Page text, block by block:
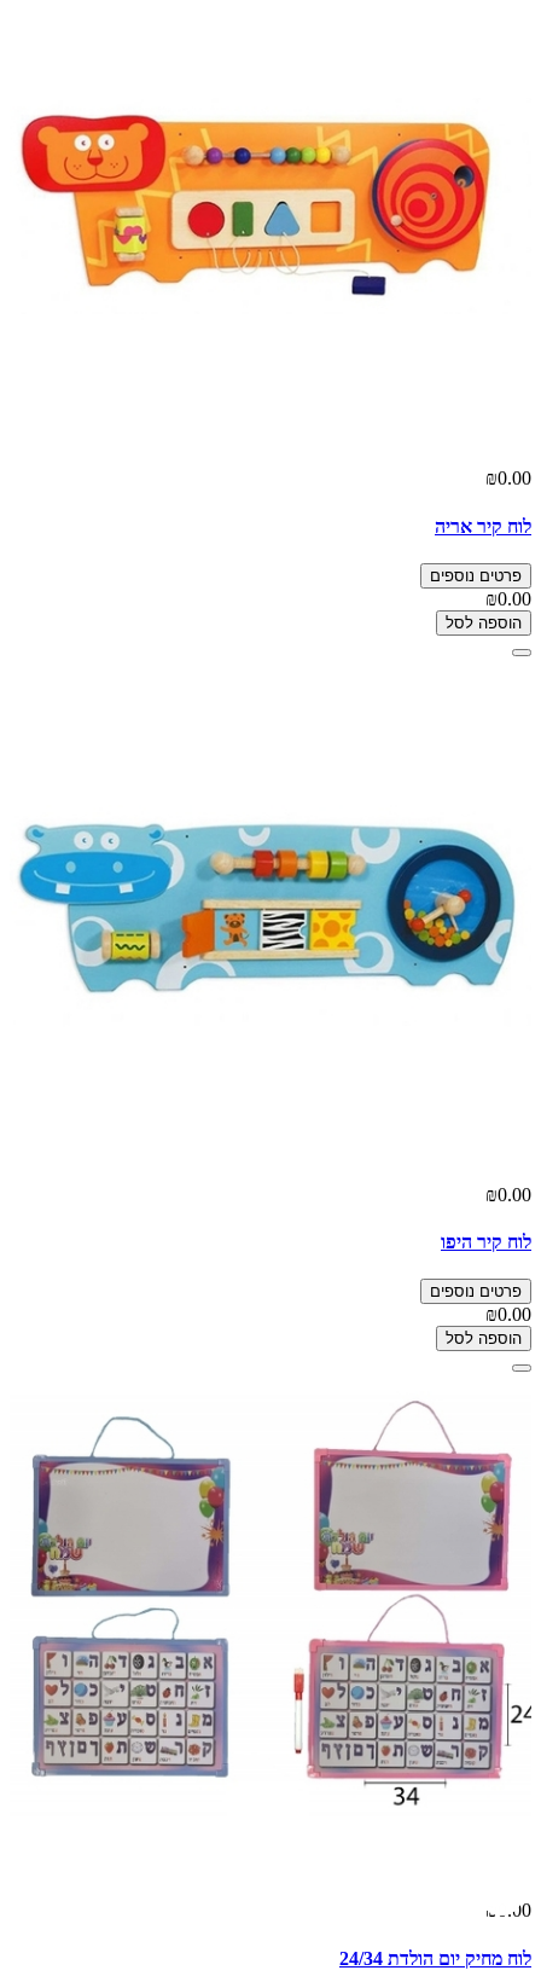
₪0.00
לוח קיר אריה
פרטים נוספים
₪0.00
הוספה לסל
₪0.00
לוח קיר היפו
פרטים נוספים
₪0.00
הוספה לסל
₪0.00
לוח מחיק יום הולדת 24/34